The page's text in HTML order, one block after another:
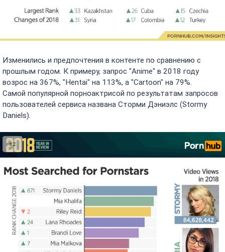
Изменились и предпочтения в контенте по сравнению с
прошлым годом. К примеру, запрос "Anime" в 2018 году
возрос на 367%, "Hentai" на 113%, а "Cartoon" на 79%.
Самой популярной порноактрисой по результатам запросов
пользователей сервиса названа Сторми Дэниэлс (Stormy
Daniels).
#2